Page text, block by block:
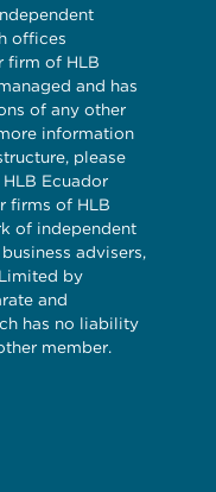
offices
firm of HLB
and has
of any other
information
please
HLB Ecuador
firms of HLB
of independent
advisers,
by
and
has no liability
member.